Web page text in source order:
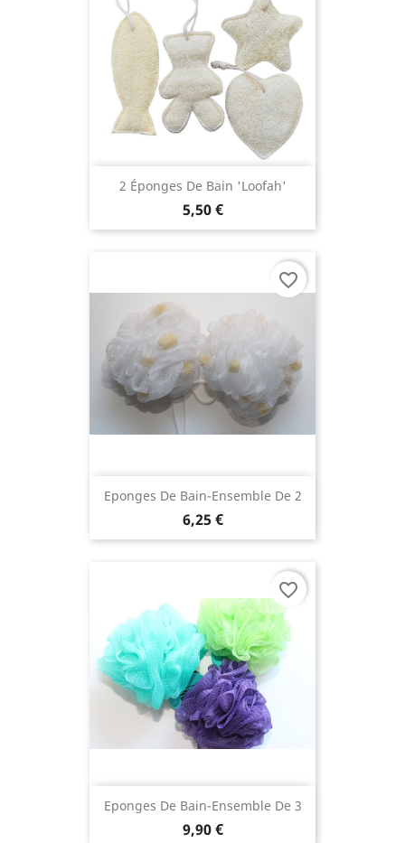
2 Éponges De Bain 'Loofah'
5,50 €
Eponges De Bain-Ensemble De 2
6,25 €
favorite_border
Eponges De Bain-Ensemble De 3
9,90 €
favorite_border